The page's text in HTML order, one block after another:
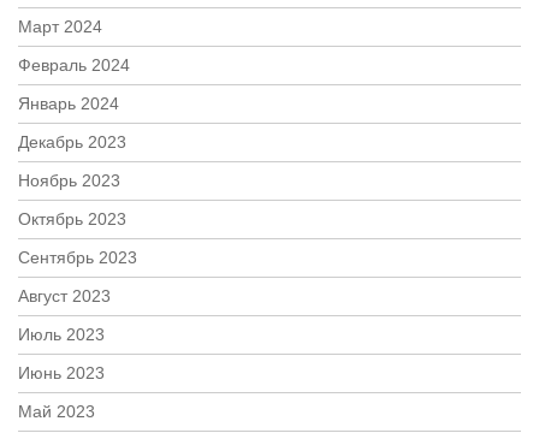
Март 2024
Февраль 2024
Январь 2024
Декабрь 2023
Ноябрь 2023
Октябрь 2023
Сентябрь 2023
Август 2023
Июль 2023
Июнь 2023
Май 2023